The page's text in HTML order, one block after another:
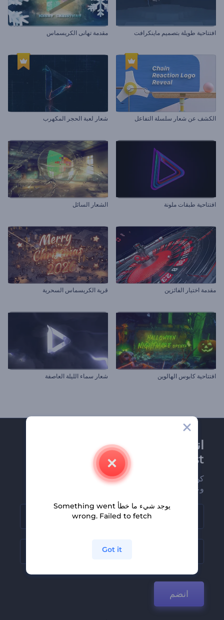
افتتاحية طويلة بتصميم ماينكرافت مقدمة تهانى الكريسماس
الكشف عن شعار سلسلة التفاعل شعار لعبة الحجر المكهرب
افتتاحية طبقات ملونة الشعار السائل
مقدمة اختيار الفائزين قرية الكريسماس السحرية
افتتاحية كابوس الهالوين شعار سماء الليلة العاصفة
انضم إلى نشرة
Renderforest الإخبارية
كن من بين أوائل من يستلمون أحدث أخبارنا
وعروضنا
انضم
يوجد شيء ما خطأ Something went
wrong. Failed to fetch
Got it